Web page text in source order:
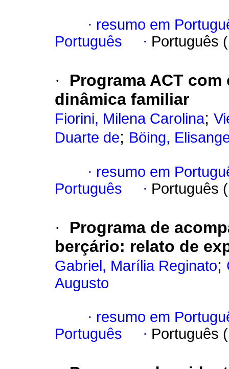
· resumo em
Português
· Português
·
Programa ACT com
dinâmica familiar
Fiorini, Milena Carolina;
Duarte de; Böing,
· resumo em
Português
· Português
·
Programa de
berçário: relato de
Gabriel, Marília Reginato;
Augusto
· resumo em
Português
· Português